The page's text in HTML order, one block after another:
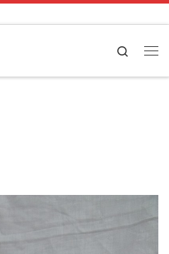
Search